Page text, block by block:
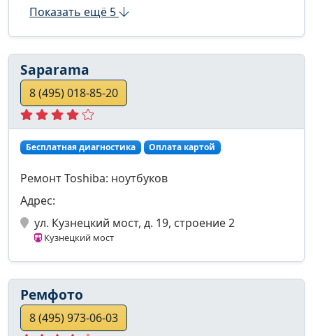
Показать ещё 5
Saparama
8 (495) 018-85-20
Бесплатная диагностика Оплата картой
Ремонт Toshiba: ноутбуков
Адрес:
ул. Кузнецкий мост, д. 19, строение 2
Кузнецкий мост
Ремфото
8 (495) 973-06-03